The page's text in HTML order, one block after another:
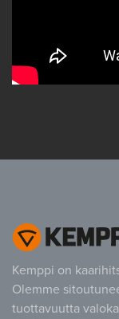
Kemppi on
Olemme
tuottavuutta